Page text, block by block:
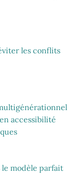
les conflits
accessibilité
modèle parfait